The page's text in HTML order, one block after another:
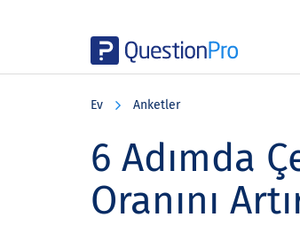
Ev Anketler
6 Adımda
Oranını